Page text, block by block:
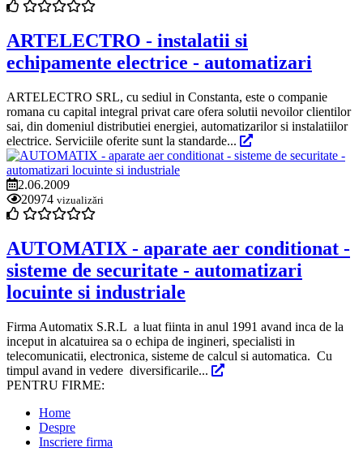
ARTELECTRO - instalatii si
echipamente electrice - automatizari
ARTELECTRO SRL, cu sediul in Constanta, este o companie
romana cu capital integral privat care ofera solutii nevoilor clientilor
sai, din domeniul distributiei energiei, automatizarilor si instalatiilor
electrice. Serviciile oferite sunt la standarde...
2.06.2009
20974 vizualizări
AUTOMATIX - aparate aer conditionat -
sisteme de securitate - automatizari
locuinte si industriale
Firma Automatix S.R.L a luat fiinta in anul 1991 avand inca de la
inceput in alcatuirea sa o echipa de ingineri, specialisti in
telecomunicatii, electronica, sisteme de calcul si automatica. Cu
timpul avand in vedere diversificarile...
PENTRU FIRME:
Home
Despre
Inscriere firma